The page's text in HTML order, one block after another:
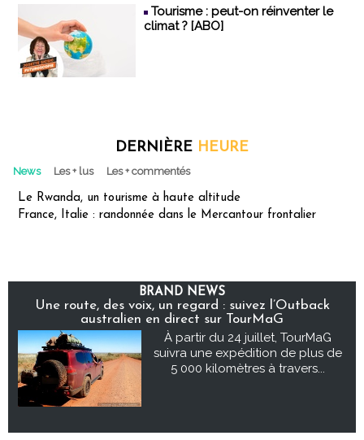
Tourisme : peut-on réinventer le
climat ? [ABO]
DERNIÈRE HEURE
News Les + lus Les + commentés
Le Rwanda, un tourisme à haute altitude
France, Italie : randonnée dans le Mercantour frontalier
BRAND NEWS
Une route, des voix, un regard : suivez l’Outback
australien en direct sur TourMaG
À partir du 24 juillet, TourMaG
suivra une expédition de plus de
5 000 kilomètres à travers...